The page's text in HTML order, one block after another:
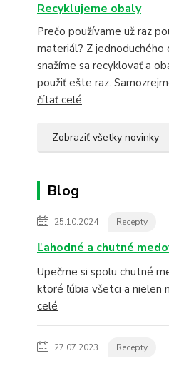
Recyklujeme obaly
Prečo používame už raz
materiál? Z jednoduchého
snažíme sa recyklovať a
použiť ešte raz.
čítať celé
Zobraziť všetky novinky
Blog
25.10.2024 Recepty
Ľahodné a chutné
Upečme si spolu chutné
ktoré ľúbia všetci a nielen
celé
27.07.2023 Recepty